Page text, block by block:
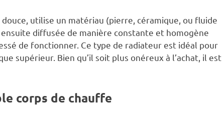
douce, utilise un matériau (pierre, céramique, ou fluide
diffusée de manière constante et homogène
de fonctionner. Ce type de radiateur est idéal pour
supérieur. Bien qu’il soit plus onéreux à l’achat, il est
corps de chauffe